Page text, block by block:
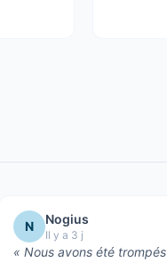
N Nogius
Il y a 3 j
«Nous avons été trompés